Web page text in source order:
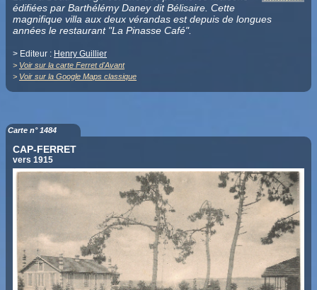
édifiées par Barthélémy Daney dit Bélisaire. Cette
magnifique villa aux deux vérandas est depuis de longues
années le restaurant "La Pinasse Café".
> Editeur : Henry Guillier
> Voir sur la carte Ferret d'Avant
> Voir sur la Google Maps classique
Carte n° 1484
CAP-FERRET
vers 1915